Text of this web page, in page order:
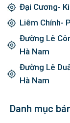
Đại Cương-
Liêm Chính-
Đường Lê
Hà Nam
Đường Lê
Hà Nam
Danh mục